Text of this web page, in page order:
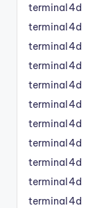
terminal4d
terminal4d
terminal4d
terminal4d
terminal4d
terminal4d
terminal4d
terminal4d
terminal4d
terminal4d
terminal4d